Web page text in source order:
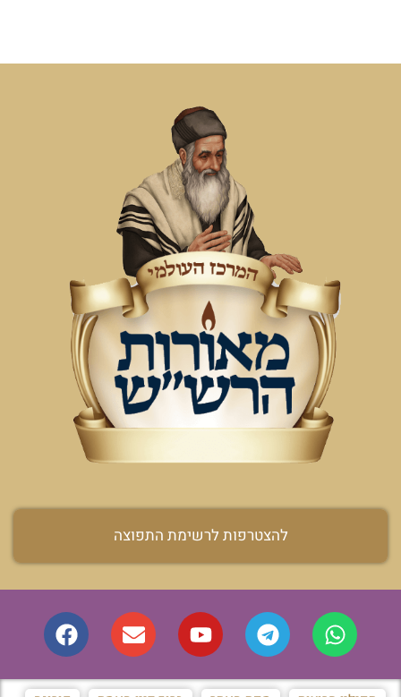
להצטרפות לרשימת התפוצה